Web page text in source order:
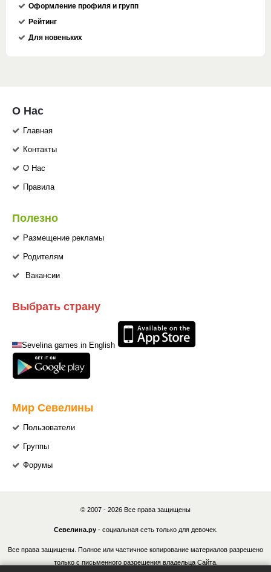
Оформление профиля и групп
Рейтинг
Для новеньких
О Нас
Главная
Контакты
О Нас
Правила
Полезно
Размещение рекламы
Родителям
Вакансии
Выбрать страну
Sevelina games in English
Мир Севелины
Пользователи
Группы
Форумы
© 2007 - 2026 Все права защищены
Севелина.ру- социальная сеть только для девочек.
Все права защищены. Полное или частичное копирование материалов разрешено
только с письменного разрешения владельца Сайта.